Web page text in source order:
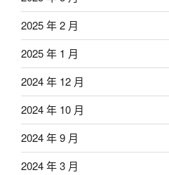
2025 年 2 月
2025 年 1 月
2024 年 12 月
2024 年 10 月
2024 年 9 月
2024 年 3 月